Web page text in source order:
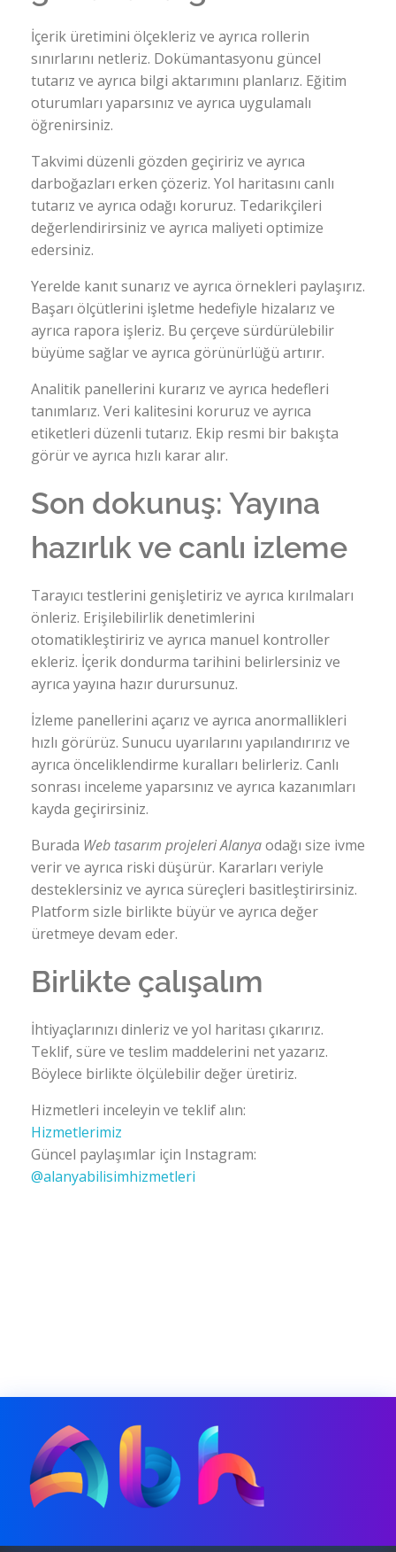
İçerik üretimini ölçekleriz ve ayrıca rollerin
sınırlarını netleriz. Dokümantasyonu güncel
tutarız ve ayrıca bilgi aktarımını planlarız. Eğitim
oturumları yaparsınız ve ayrıca uygulamalı
öğrenirsiniz.
Takvimi düzenli gözden geçiririz ve ayrıca
darboğazları erken çözeriz. Yol haritasını canlı
tutarız ve ayrıca odağı koruruz. Tedarikçileri
değerlendirirsiniz ve ayrıca maliyeti optimize
edersiniz.
Yerelde kanıt sunarız ve ayrıca örnekleri paylaşırız.
Başarı ölçütlerini işletme hedefiyle hizalarız ve
ayrıca rapora işleriz. Bu çerçeve sürdürülebilir
büyüme sağlar ve ayrıca görünürlüğü artırır.
Analitik panellerini kurarız ve ayrıca hedefleri
tanımlarız. Veri kalitesini koruruz ve ayrıca
etiketleri düzenli tutarız. Ekip resmi bir bakışta
görür ve ayrıca hızlı karar alır.
Son dokunuş: Yayına
hazırlık ve canlı izleme
Tarayıcı testlerini genişletiriz ve ayrıca kırılmaları
önleriz. Erişilebilirlik denetimlerini
otomatikleştiririz ve ayrıca manuel kontroller
ekleriz. İçerik dondurma tarihini belirlersiniz ve
ayrıca yayına hazır durursunuz.
İzleme panellerini açarız ve ayrıca anormallikleri
hızlı görürüz. Sunucu uyarılarını yapılandırırız ve
ayrıca önceliklendirme kuralları belirleriz. Canlı
sonrası inceleme yaparsınız ve ayrıca kazanımları
kayda geçirirsiniz.
Burada Web tasarım projeleri Alanyaodağı size ivme
verir ve ayrıca riski düşürür. Kararları veriyle
desteklersiniz ve ayrıca süreçleri basitleştirirsiniz.
Platform sizle birlikte büyür ve ayrıca değer
üretmeye devam eder.
Birlikte çalışalım
İhtiyaçlarınızı dinleriz ve yol haritası çıkarırız.
Teklif, süre ve teslim maddelerini net yazarız.
Böylece birlikte ölçülebilir değer üretiriz.
Hizmetleri inceleyin ve teklif alın:
Hizmetlerimiz
Güncel paylaşımlar için Instagram:
@alanyabilisimhizmetleri